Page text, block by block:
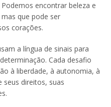
encontrar beleza e
que pode ser
corações.
a língua de sinais para
Cada desafio
à liberdade, à autonomia, à
seus direitos, suas